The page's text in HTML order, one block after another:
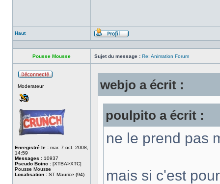
Haut
Profil
Pousse Mousse Sujet du message : Re: Animation Forum
Moderateur
Enregistré le : mar. 7 oct. 2008,
14:59
Messages : 10937
Pseudo Boinc : [XTBA>XTC]
Pousse Mousse
Localisation : ST Maurice (94)
webjo a écrit :
poulpito a écrit :
ne le prend pas
mais si c'est